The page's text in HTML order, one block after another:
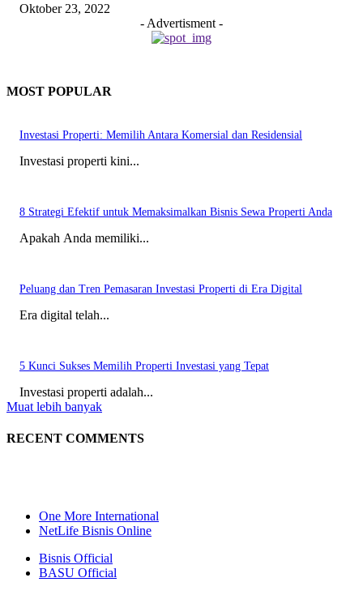
Oktober 23, 2022
- Advertisment -
MOST POPULAR
Investasi Properti: Memilih Antara Komersial dan Residensial
Investasi properti kini...
8 Strategi Efektif untuk Memaksimalkan Bisnis Sewa Properti Anda
Apakah Anda memiliki...
Peluang dan Tren Pemasaran Investasi Properti di Era Digital
Era digital telah...
5 Kunci Sukses Memilih Properti Investasi yang Tepat
Investasi properti adalah...
Muat lebih banyak
RECENT COMMENTS
One More International
NetLife Bisnis Online
Bisnis Official
BASU Official